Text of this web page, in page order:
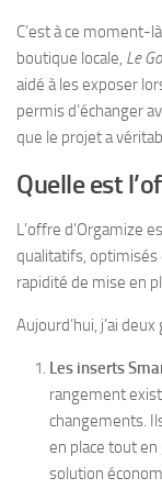
C’est à ce moment-
boutique locale, Le
aidé à les exposer
permis d’échanger
que le projet a
Quelle est
L’offre d’Orgamize
qualitatifs, optimisés
rapidité de mise en
Aujourd’hui, j’ai
Les inserts
rangement
changements.
en place tout en
solution